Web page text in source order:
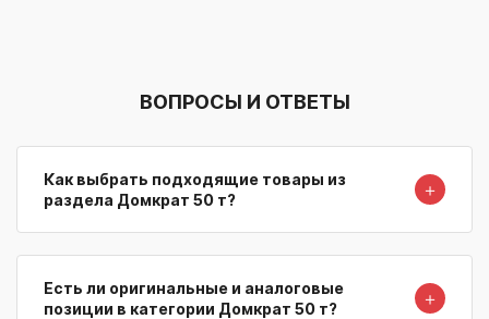
ВОПРОСЫ И ОТВЕТЫ
Как выбрать подходящие товары из
раздела Домкрат 50 т?
＋
Есть ли оригинальные и аналоговые
позиции в категории Домкрат 50 т?
＋